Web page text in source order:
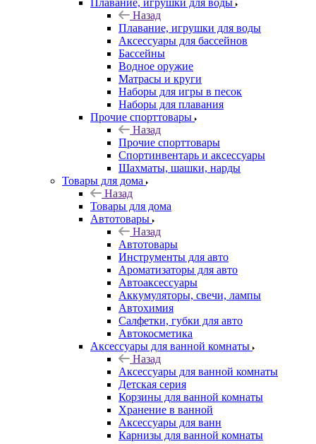
Плавание, игрушки для воды
Назад
Плавание, игрушки для воды
Аксессуары для бассейнов
Бассейны
Водное оружие
Матрасы и круги
Наборы для игры в песок
Наборы для плавания
Прочие спорттовары
Назад
Прочие спорттовары
Спортинвентарь и аксессуары
Шахматы, шашки, нарды
Товары для дома
Назад
Товары для дома
Автотовары
Назад
Автотовары
Инструменты для авто
Ароматизаторы для авто
Автоаксессуары
Аккумуляторы, свечи, лампы
Автохимия
Салфетки, губки для авто
Автокосметика
Аксессуары для ванной комнаты
Назад
Аксессуары для ванной комнаты
Детская серия
Корзины для ванной комнаты
Хранение в ванной
Аксессуары для ванн
Карнизы для ванной комнаты